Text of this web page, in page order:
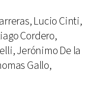
Lucio Cinti,
Cordero,
Jerónimo De la
Gallo,